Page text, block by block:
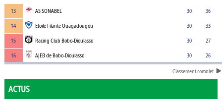
13
AS SONABEL 30
36
14
Etoile Filante Ouagadougou 30
33
15
Racing Club Bobo-Dioulasso 30
27
16
AJEB de Bobo-Dioulasso 30 26
Classement complet
ACTUS